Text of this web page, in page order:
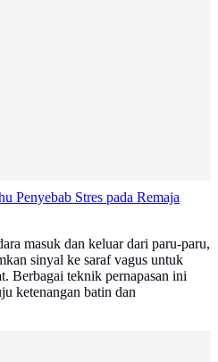
Penyebab Stres pada Remaja
masuk dan keluar dari paru-paru,
sinyal ke saraf vagus untuk
Berbagai teknik pernapasan ini
ketenangan batin dan